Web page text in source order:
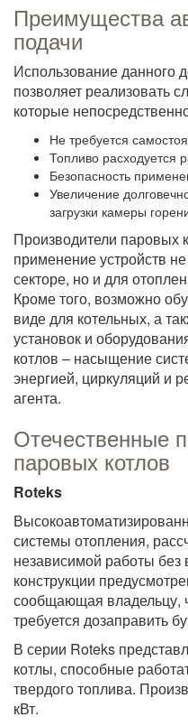
Преимущества
подачи
Использование данного
позволяет реализовать
которые
Не требуется
Топливо расходуется
Безопасность
Увеличение
загрузки камеры
Производители паровых
применение устройств
секторе, но и для
Кроме того, возможно
виде для котельных, а
установок и
котлов – насыщение
энергией, циркуляций и
агента.
Отечественные
паровых котлов
Roteks
системы отопления,
независимой работы без
конструкции
сообщающая владельцу,
требуется дозаправить
В серии Roteks
котлы, способные
твердого топлива.
кВт.